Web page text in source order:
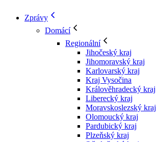
Zprávy
Domácí
Regionální
Jihočeský kraj
Jihomoravský kraj
Karlovarský kraj
Kraj Vysočina
Králověhradecký kraj
Liberecký kraj
Moravskoslezský kraj
Olomoucký kraj
Pardubický kraj
Plzeňský kraj